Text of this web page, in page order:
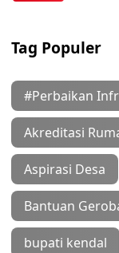
Tag Populer
#Perbaikan
Akreditasi
Aspirasi Desa
Bantuan
bupati kendal